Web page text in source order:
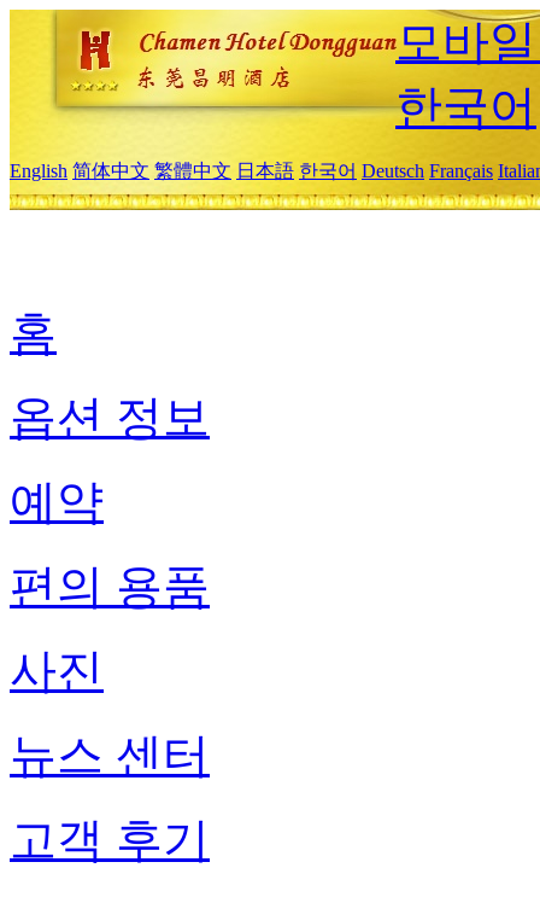
모바
한국어
English 简体中文 繁體中文 日本語 한국어 Deutsch Français
홈
옵션 정보
예약
편의 용품
사진
뉴스 센터
고객 후기